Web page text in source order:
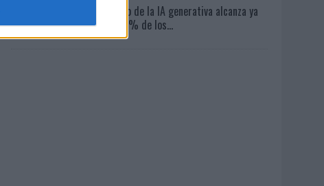
El uso de la IA generativa alcanza ya
al 62% de los...